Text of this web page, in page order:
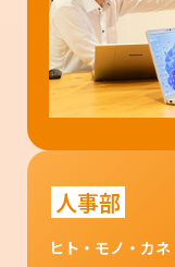
人事部
ヒト・モノ・カ